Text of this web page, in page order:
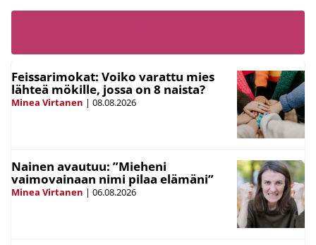
Feissarimokat: Voiko varattu mies
lähteä mökille, jossa on 8 naista?
Minea Virtanen | 08.08.2026
Nainen avautuu: ”Mieheni
vaimovainaan nimi pilaa elämäni”
Minea Virtanen | 06.08.2026